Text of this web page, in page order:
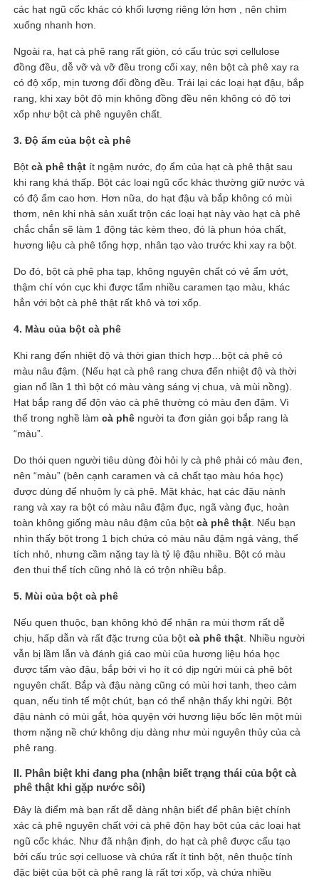
các hạt ngũ cốc khác có khối lượng riêng lớn hơn , nên chìm
xuống nhanh hơn.
Ngoài ra, hạt cà phê rang rất giòn, có cấu trúc sợi cellulose
đồng đều, dễ vỡ và vỡ đều trong cối xay, nên bột cà phê xay ra
có độ xốp, mịn tương đối đồng đều. Trái lại các loại hạt đậu, bắp
rang, khi xay bột độ mịn không đồng đều nên không có độ tơi
xốp như bột cà phê nguyên chất.
3. Độ ẩm của bột cà phê
Bộtcà phê thật ít ngậm nước, đọ ẩm của hạt cà phê thật sau
khi rang khá thấp. Bột các loại ngũ cốc khác thường giữ nước và
có độ ẩm cao hơn. Hơn nữa, do hạt đậu và bắp không có mùi
thơm, nên khi nhà sản xuất trộn các loại hạt này vào hạt cà phê
chắc chắn sẽ làm 1 động tác kèm theo, đó là phun hóa chất,
hương liệu cà phê tổng hợp, nhân tạo vào trước khi xay ra bột.
Do đó, bột cà phê pha tạp, không nguyên chất có vẻ ẩm ướt,
thậm chí vón cục khi được tẩm nhiều caramen tạo màu, khác
hẳn với bột cà phê thật rất khô và tơi xốp.
4. Màu của bột cà phê
Khi rang đến nhiệt độ và thời gian thích hợp…bột cà phê có
màu nâu đậm. (Nếu hạt cà phê rang chưa đến nhiệt độ và thời
gian nổ lần 1 thì bột có màu vàng sáng vị chua, và mùi nồng).
Hạt bắp rang để độn vào cà phê thường có màu đen đậm. Vì
thế trong nghề làmcà phê người ta đơn giản gọi bắp rang là
“màu”.
Do thói quen người tiêu dùng đòi hỏi ly cà phê phải có màu đen,
nên “màu” (bên cạnh caramen và cả chất tạo màu hóa học)
được dùng để nhuộm ly cà phê. Mặt khác, hạt các đậu nành
rang và xay ra bột có màu nâu đậm đục, ngã vàng đục, hoàn
toàn không giống màu nâu đậm của bộtcà phê thật . Nếu bạn
nhìn thấy bột trong 1 bịch chứa có màu nâu đậm ngả vàng, thể
tích nhỏ, nhưng cầm nặng tay là tỷ lệ đậu nhiều. Bột có màu
đen thui thể tích cũng nhỏ là có trộn nhiều bắp.
5. Mùi của bột cà phê
Nếu quen thuộc, bạn không khó để nhận ra mùi thơm rất dễ
chịu, hấp dẫn và rất đặc trưng của bộtcà phê thật . Nhiều người
vẫn bị lầm lẫn và đánh giá cao mùi của hương liệu hóa học
được tẩm vào đậu, bắp bởi vì họ ít có dịp ngửi mùi cà phê bột
nguyên chất. Bắp và đậu nàng cũng có mùi hơi tanh, theo cảm
quan, nếu tinh tế một chút, bạn có thể nhận thấy khi ngửi. Bột
đậu nành có mùi gắt, hòa quyện với hương liệu bốc lên một mùi
thơm nặng nề chứ không dịu dàng như mùi nguyên thủy của cà
phê rang.
II. Phân biệt khi đang pha (nhận biết trạng thái của bột cà
phê thật khi gặp nước sôi)
Đây là điểm mà bạn rất dễ dàng nhận biết để phân biệt chính
xác cà phê nguyên chất với cà phê độn hay bột của các loại hạt
ngũ cốc khác. Như đã nhận định, do hạt cà phê được cấu tạo
bởi cấu trúc sợi celluose và chứa rất ít tinh bột, nên thuộc tính
đặc biệt của bột cà phê rang là rất tơi xốp, và chứa nhiều